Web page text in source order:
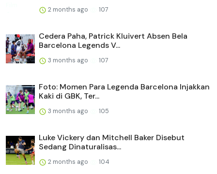
2 months ago 107
Cedera Paha, Patrick Kluivert Absen Bela
Barcelona Legends V...
3 months ago 107
Foto: Momen Para Legenda Barcelona Injakkan
Kaki di GBK, Ter...
3 months ago 105
Luke Vickery dan Mitchell Baker Disebut
Sedang Dinaturalisas...
2 months ago 104